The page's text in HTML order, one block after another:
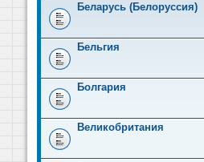
Беларусь (Белоруссия)
Бельгия
Болгария
Великобритания